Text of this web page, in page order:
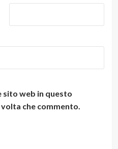
sito web in questo
che commento.